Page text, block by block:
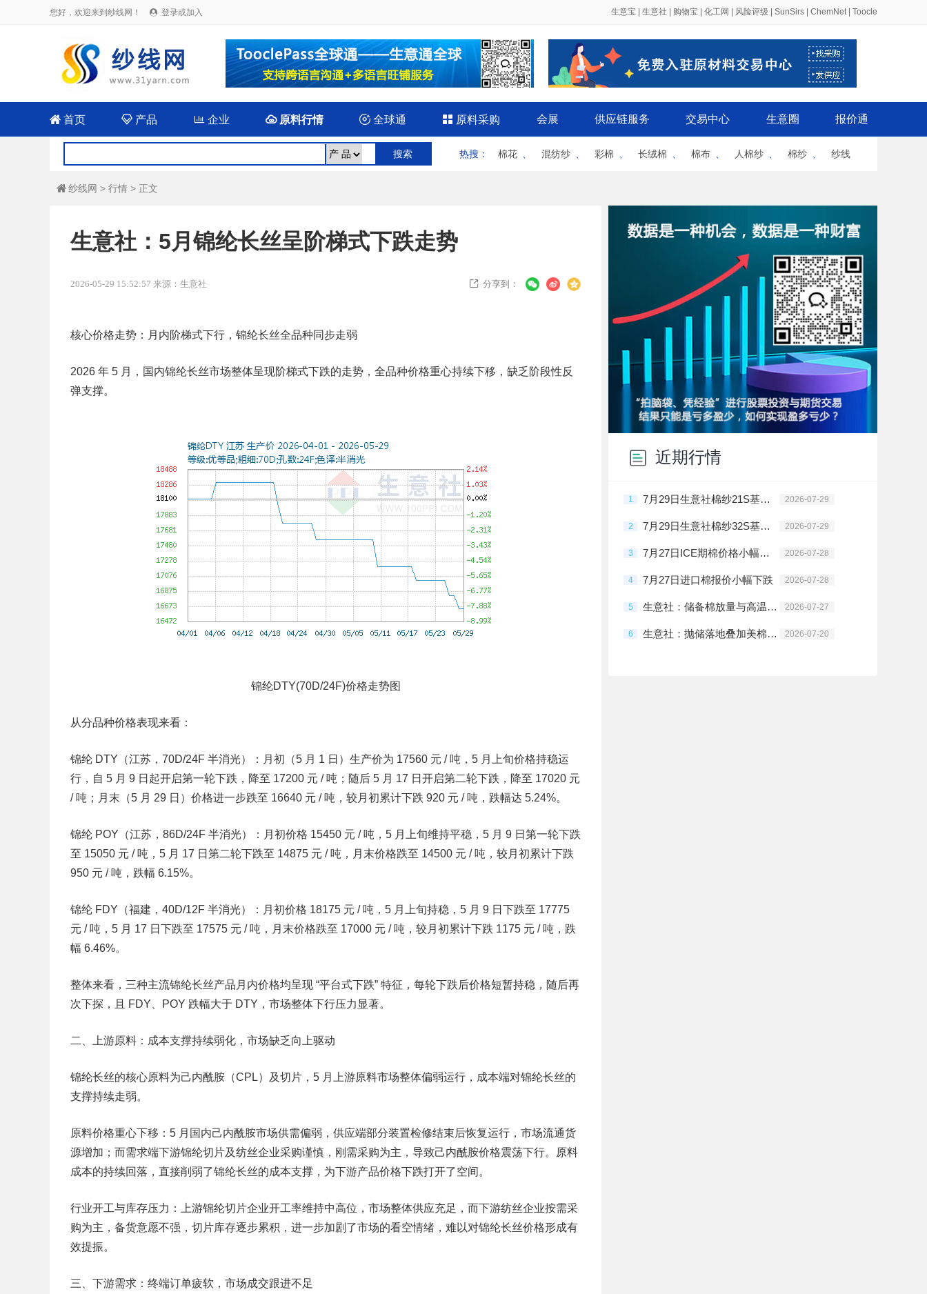
您好，欢迎来到纱线网！  登录或加入 生意宝 生意社 购物宝 化工网 风险评级 SunSirs ChemNet| Toocle
 首页  产品 企业 原料行情  全球通  原料采购 会展 供应链服务 交易中心 生意圈 报价通
热搜 ： 棉花 混纺纱 彩棉 长绒棉 棉布 人棉纱 棉纱 纱线
 纱线网 > 行情 > 正文
生意社：5月锦纶长丝呈阶梯式下跌走势
2026-05-29 15:52:57 来源：生意社  分享到：
核心价格走势：月内阶梯式下行，锦纶长丝全品种同步走弱
2026 年 5 月，国内锦纶长丝市场整体呈现阶梯式下跌的走势，全品种价格重心持续下移，缺乏阶段性反
弹支撑。
锦纶DTY(70D/24F)价格走势图
从分品种价格表现来看：
锦纶 DTY（江苏，70D/24F 半消光）： 月初（5 月 1 日）生产价为 17560 元 / 吨，5 月上旬价格持稳运
行，自 5 月 9 日起开启第一轮下跌，降至 17200 元 / 吨；随后 5 月 17 日开启第二轮下跌，降至 17020 元
/ 吨；月末（5 月 29 日）价格进一步跌至 16640 元 / 吨，较月初累计下跌 920 元 / 吨，跌幅达 5.24%。
锦纶 POY（江苏，86D/24F 半消光）： 月初价格 15450 元 / 吨，5 月上旬维持平稳，5 月 9 日第一轮下跌
至 15050 元 / 吨，5 月 17 日第二轮下跌至 14875 元 / 吨，月末价格跌至 14500 元 / 吨，较月初累计下跌
950 元 / 吨，跌幅 6.15%。
锦纶 FDY（福建，40D/12F 半消光）： 月初价格 18175 元 / 吨，5 月上旬持稳，5 月 9 日下跌至 17775
元 / 吨，5 月 17 日下跌至 17575 元 / 吨，月末价格跌至 17000 元 / 吨，较月初累计下跌 1175 元 / 吨，跌
幅 6.46%。
整体来看，三种主流锦纶长丝产品月内价格均呈现 “平台式下跌” 特征，每轮下跌后价格短暂持稳，随后再
次下探，且 FDY、POY 跌幅大于 DTY，市场整体下行压力显著。
二、上游原料：成本支撑持续弱化，市场缺乏向上驱动
锦纶长丝的核心原料为己内酰胺（CPL）及切片，5 月上游原料市场整体偏弱运行，成本端对锦纶长丝的
支撑持续走弱。
原料价格重心下移：5 月国内己内酰胺市场供需偏弱，供应端部分装置检修结束后恢复运行，市场流通货
源增加；而需求端下游锦纶切片及纺丝企业采购谨慎，刚需采购为主，导致己内酰胺价格震荡下行。原料
成本的持续回落，直接削弱了锦纶长丝的成本支撑，为下游产品价格下跌打开了空间。
行业开工与库存压力：上游锦纶切片企业开工率维持中高位，市场整体供应充足，而下游纺丝企业按需采
购为主，备货意愿不强，切片库存逐步累积，进一步加剧了市场的看空情绪，难以对锦纶长丝价格形成有
效提振。
三、下游需求：终端订单疲软，市场成交跟进不足
近期行情
1 7月29日生意社棉纱21S基准价为23300.00元/吨 2026-07-29
2 7月29日生意社棉纱32S基准价为24675.00元/吨 2026-07-29
3 7月27日ICE期棉价格小幅上涨 2026-07-28
4 7月27日进口棉报价小幅下跌 2026-07-28
5 生意社：储备棉放量与高温减产预期博弈 2026-07-27
6 生意社：抛储落地叠加美棉利空 棉价短期承压运行 2026-07-20